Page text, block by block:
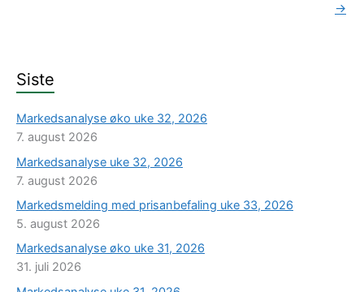
→
Siste
Markedsanalyse øko uke 32, 2026
7. august 2026
Markedsanalyse uke 32, 2026
7. august 2026
Markedsmelding med prisanbefaling uke 33, 2026
5. august 2026
Markedsanalyse øko uke 31, 2026
31. juli 2026